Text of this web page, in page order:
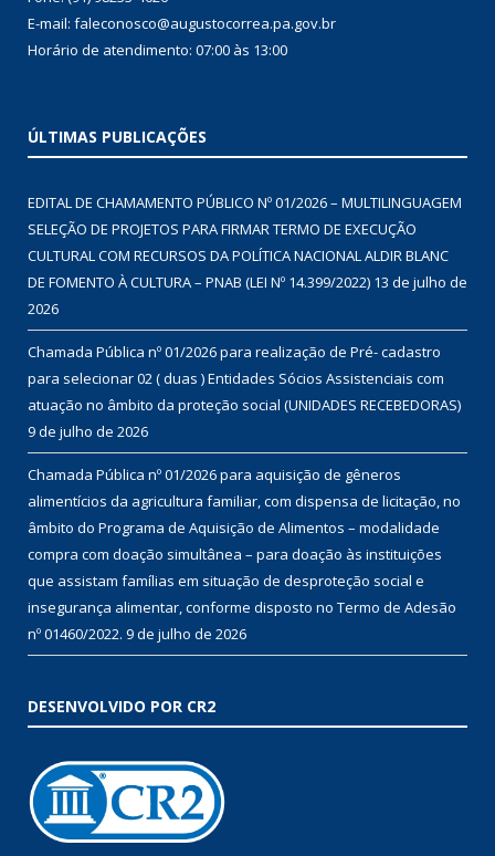
E-mail: faleconosco@augustocorrea.pa.gov.br
Horário de atendimento: 07:00 às 13:00
ÚLTIMAS PUBLICAÇÕES
EDITAL DE CHAMAMENTO PÚBLICO Nº 01/2026 – MULTILINGUAGEM
SELEÇÃO DE PROJETOS PARA FIRMAR TERMO DE EXECUÇÃO
CULTURAL COM RECURSOS DA POLÍTICA NACIONAL ALDIR BLANC
DE FOMENTO À CULTURA – PNAB (LEI Nº 14.399/2022) 13 de julho de
2026
Chamada Pública nº 01/2026 para realização de Pré- cadastro
para selecionar 02 ( duas ) Entidades Sócios Assistenciais com
atuação no âmbito da proteção social (UNIDADES RECEBEDORAS)
9 de julho de 2026
Chamada Pública nº 01/2026 para aquisição de gêneros
alimentícios da agricultura familiar, com dispensa de licitação, no
âmbito do Programa de Aquisição de Alimentos – modalidade
compra com doação simultânea – para doação às instituições
que assistam famílias em situação de desproteção social e
insegurança alimentar, conforme disposto no Termo de Adesão
nº 01460/2022. 9 de julho de 2026
DESENVOLVIDO POR CR2